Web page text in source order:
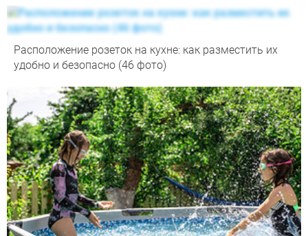
Расположение розеток на кухне: как разместить их
удобно и безопасно (46 фото)